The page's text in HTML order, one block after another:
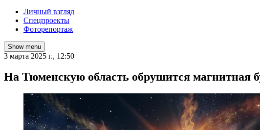
Личный взгляд
Спецпроекты
Фоторепортаж
Show menu
3 марта 2025 г., 12:50
На Тюменскую область обрушится магнитная